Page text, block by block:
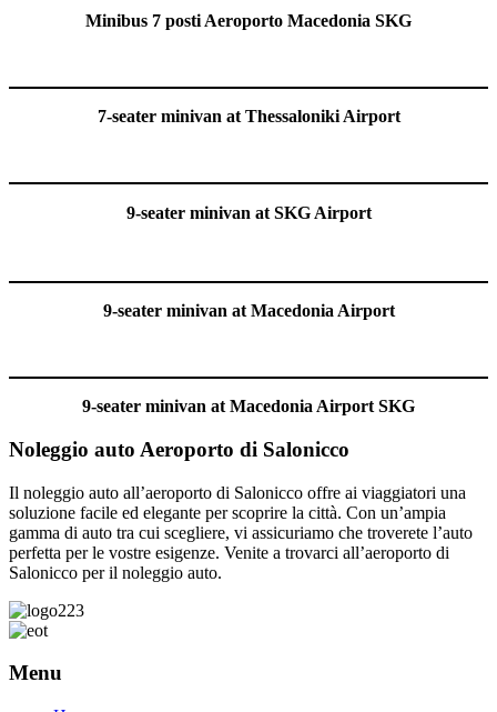
Minibus 7 posti Aeroporto Macedonia SKG
7-seater minivan at Thessaloniki Airport
9-seater minivan at SKG Airport
9-seater minivan at Macedonia Airport
9-seater minivan at Macedonia Airport SKG
Noleggio auto Aeroporto di Salonicco
Il noleggio auto all’aeroporto di Salonicco offre ai viaggiatori una
soluzione facile ed elegante per scoprire la città. Con un’ampia
gamma di auto tra cui scegliere, vi assicuriamo che troverete l’auto
perfetta per le vostre esigenze. Venite a trovarci all’aeroporto di
Salonicco per il noleggio auto.
Menu